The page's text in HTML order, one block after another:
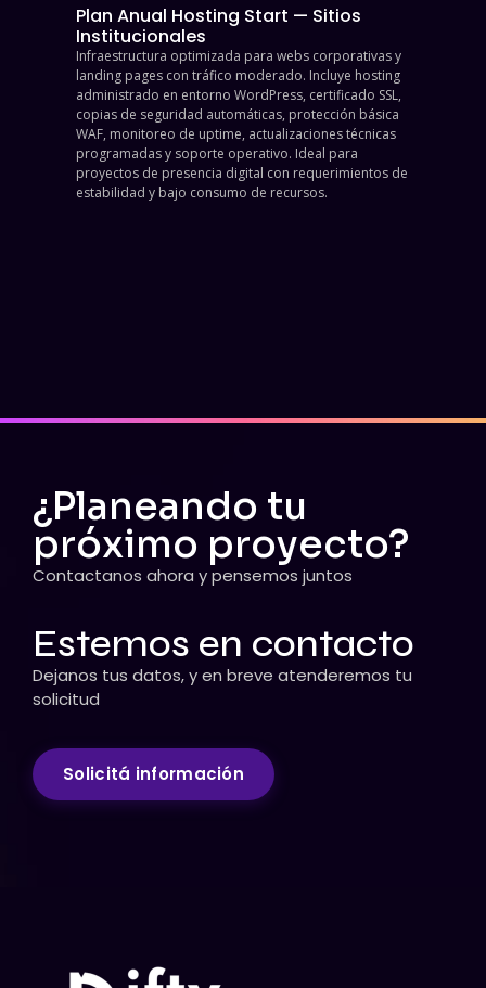
Plan Anual Hosting Start — Sitios
Institucionales
Infraestructura optimizada para webs corporativas y
landing pages con tráfico moderado. Incluye hosting
administrado en entorno WordPress, certificado SSL,
copias de seguridad automáticas, protección básica
WAF, monitoreo de uptime, actualizaciones técnicas
programadas y soporte operativo. Ideal para
proyectos de presencia digital con requerimientos de
estabilidad y bajo consumo de recursos.
¿Planeando tu
próximo proyecto?
Contactanos ahora y pensemos juntos
Estemos en contacto
Dejanos tus datos, y en breve atenderemos tu
solicitud
Solicitá información